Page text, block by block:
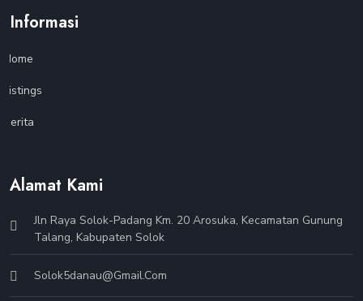
Informasi
Home
Listings
Berita
Alamat Kami
Jln Raya Solok-Padang Km. 20 Arosuka, Kecamatan Gunung
Talang, Kabupaten Solok
Solok5danau@gmail.com